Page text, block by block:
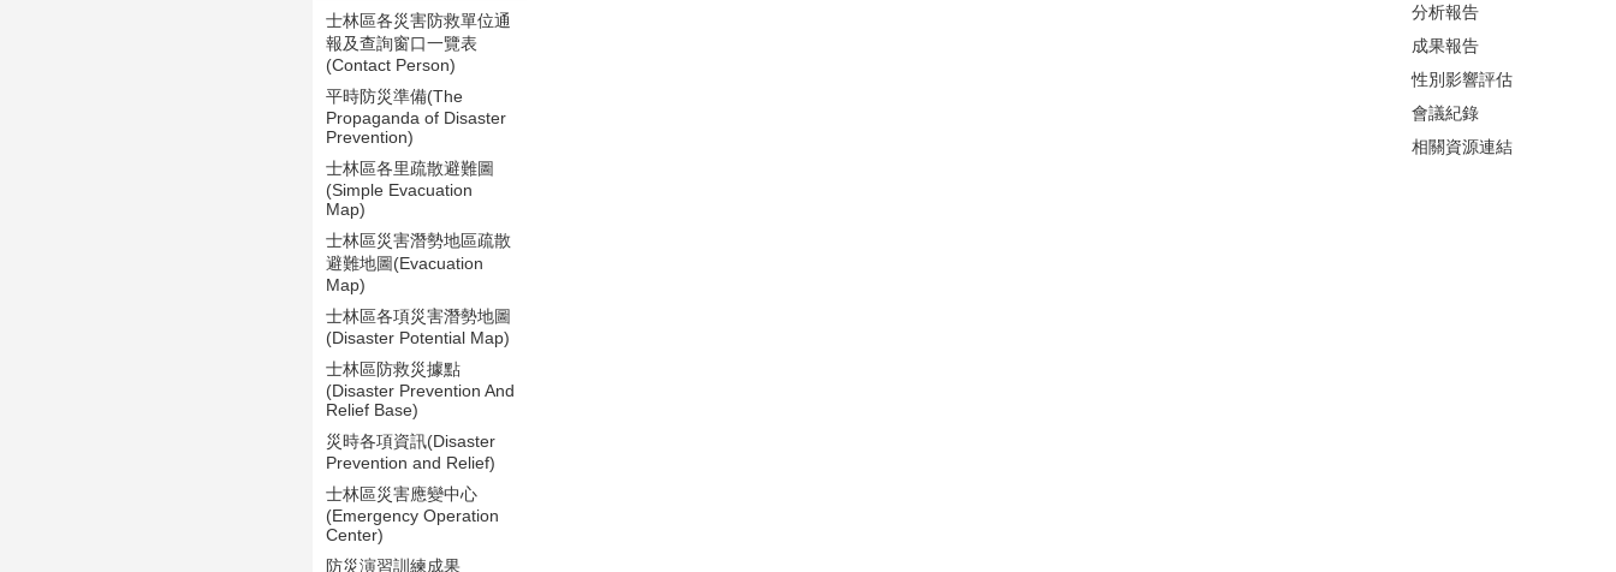
士林區各災害防救單位通
報及查詢窗口一覽表
(Contact Person)
平時防災準備(The
Propaganda of Disaster
Prevention)
士林區各里疏散避難圖
(Simple Evacuation
Map)
士林區災害潛勢地區疏散
避難地圖(Evacuation
Map)
士林區各項災害潛勢地圖
(Disaster Potential Map)
士林區防救災據點
(Disaster Prevention And
Relief Base)
災時各項資訊(Disaster
Prevention and Relief)
士林區災害應變中心
(Emergency Operation
Center)
防災演習訓練成果
分析報告
成果報告
性別影響評估
會議紀錄
相關資源連結